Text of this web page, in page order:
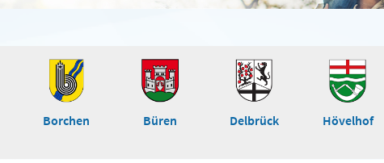
Borchen Büren Delbrück Hövelhof